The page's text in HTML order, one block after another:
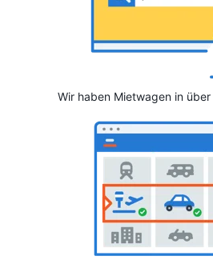
Wir haben Mietwagen in über